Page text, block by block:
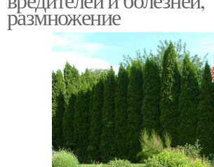
размножение